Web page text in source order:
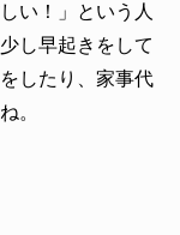
い！」という人
し早起きをして
したり、家事代
。